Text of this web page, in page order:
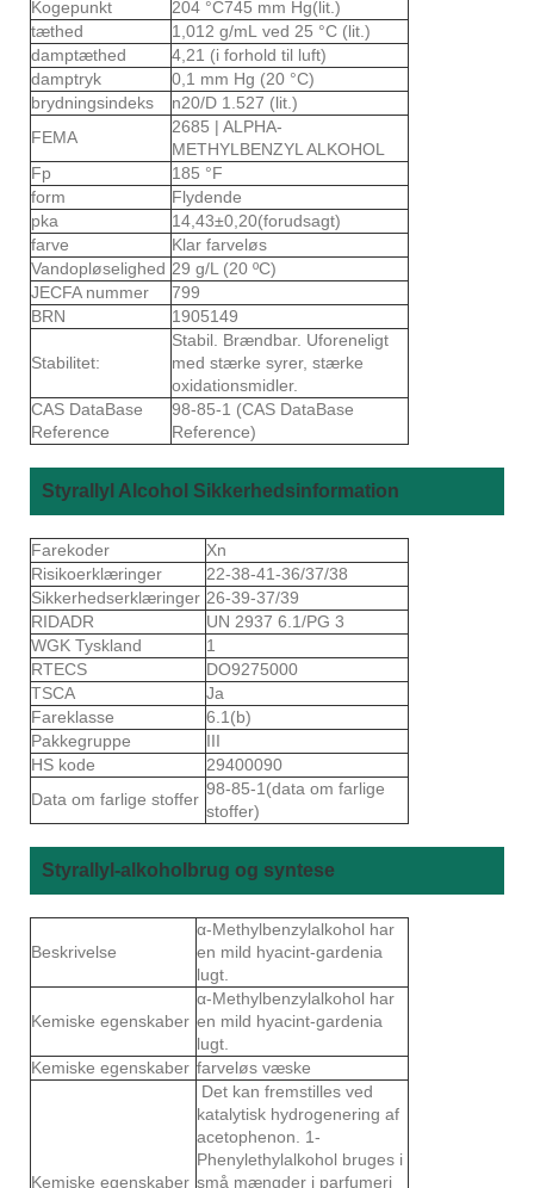
Kogepunkt
204 °C745 mm Hg(lit.)
tæthed
1,012 g/mL ved 25 °C (lit.)
damptæthed
4,21 (i forhold til luft)
damptryk
0,1 mm Hg (20 °C)
brydningsindeks
n20/D 1.527 (lit.)
FEMA
2685 | ALPHA-
METHYLBENZYL ALKOHOL
Fp
185 °F
form
Flydende
pka
14,43±0,20(forudsagt)
farve
Klar farveløs
Vandopløselighed 29 g/L (20 ºC)
JECFA nummer
799
BRN
1905149
Stabilitet:
Stabil. Brændbar. Uforeneligt
med stærke syrer, stærke
oxidationsmidler.
CAS DataBase
Reference
98-85-1 (CAS DataBase
Reference)
Styrallyl Alcohol Sikkerhedsinformation
Farekoder
Xn
Risikoerklæringer
22-38-41-36/37/38
Sikkerhedserklæringer 26-39-37/39
RIDADR
UN 2937 6.1/PG 3
WGK Tyskland
1
RTECS
DO9275000
TSCA
Ja
Fareklasse
6.1(b)
Pakkegruppe
III
HS kode
29400090
Data om farlige stoffer
98-85-1(data om farlige
stoffer)
Styrallyl-alkoholbrug og syntese
Beskrivelse
α-Methylbenzylalkohol har
en mild hyacint-gardenia
lugt.
Kemiske egenskaber
α-Methylbenzylalkohol har
en mild hyacint-gardenia
lugt.
Kemiske egenskaber farveløs væske
Kemiske egenskaber
Det kan fremstilles ved
katalytisk hydrogenering af
acetophenon. 1-
Phenylethylalkohol bruges i
små mængder i parfumeri